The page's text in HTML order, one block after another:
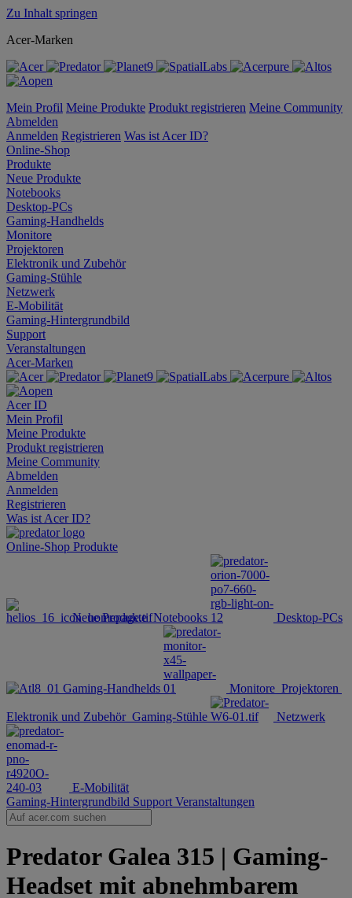
Zu Inhalt springen
Acer-Marken
Mein Profil Meine Produkte Produkt registrieren Meine Community
Abmelden
Anmelden Registrieren Was ist Acer ID?
Online-Shop
Produkte
Neue Produkte
Notebooks
Desktop-PCs
Gaming-Handhelds
Monitore
Projektoren
Elektronik und Zubehör
Gaming-Stühle
Netzwerk
E-Mobilität
Gaming-Hintergrundbild
Support
Veranstaltungen
Acer-Marken
Acer ID
Mein Profil
Meine Produkte
Produkt registrieren
Meine Community
Abmelden
Anmelden
Registrieren
Was ist Acer ID?
Online-Shop Produkte
Neue Produkte Notebooks Desktop-PCs
Gaming-Handhelds Monitore Projektoren
Elektronik und Zubehör Gaming-Stühle Netzwerk
E-Mobilität
Gaming-Hintergrundbild Support Veranstaltungen
Predator Galea 315 | Gaming-
Headset mit abnehmbarem